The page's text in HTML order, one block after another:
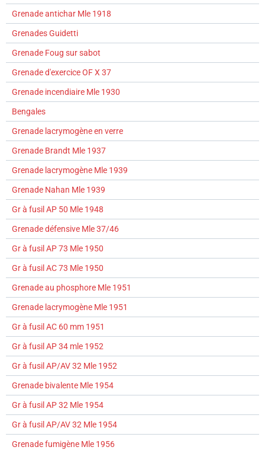
Grenade antichar Mle 1918
Grenades Guidetti
Grenade Foug sur sabot
Grenade d'exercice OF X 37
Grenade incendiaire Mle 1930
Bengales
Grenade lacrymogène en verre
Grenade Brandt Mle 1937
Grenade lacrymogène Mle 1939
Grenade Nahan Mle 1939
Gr à fusil AP 50 Mle 1948
Grenade défensive Mle 37/46
Gr à fusil AP 73 Mle 1950
Gr à fusil AC 73 Mle 1950
Grenade au phosphore Mle 1951
Grenade lacrymogène Mle 1951
Gr à fusil AC 60 mm 1951
Gr à fusil AP 34 mle 1952
Gr à fusil AP/AV 32 Mle 1952
Grenade bivalente Mle 1954
Gr à fusil AP 32 Mle 1954
Gr à fusil AP/AV 32 Mle 1954
Grenade fumigène Mle 1956